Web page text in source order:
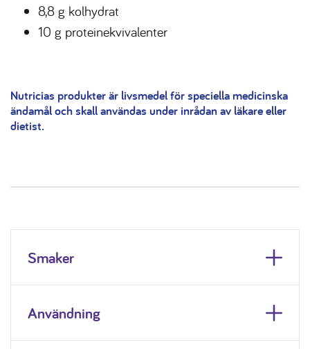
8,8 g kolhydrat
10 g proteinekvivalenter
Nutricias produkter är livsmedel för speciella medicinska
ändamål och skall användas under inrådan av läkare eller
dietist.
Smaker
Användning